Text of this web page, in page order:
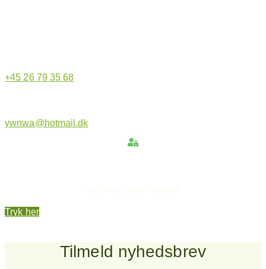
+45 26 79 35 68
ywnwa@hotmail.dk
Tryk her
Tilmeld nyhedsbrev